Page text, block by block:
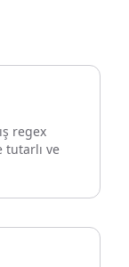
regex
ve